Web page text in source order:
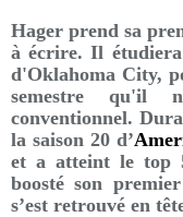
Hager prend sa
à écrire. Il
d'Oklahoma City,
semestre qu'il
conventionnel.
la saison 20 d’
et a atteint le top
boosté son
s’est retrouvé en